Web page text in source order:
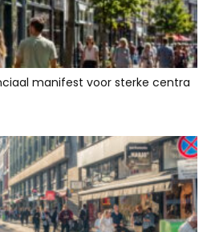
manifest voor sterke centra